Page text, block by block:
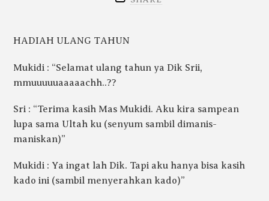
HADIAH ULANG TAHUN
Mukidi : “Selamat ulang tahun ya Dik Srii,
mmuuuuuaaaaachh..??
Sri : “Terima kasih Mas Mukidi. Aku kira sampean
lupa sama Ultah ku (senyum sambil dimanis-
maniskan)”
Mukidi : Ya ingat lah Dik. Tapi aku hanya bisa kasih
kado ini (sambil menyerahkan kado)”